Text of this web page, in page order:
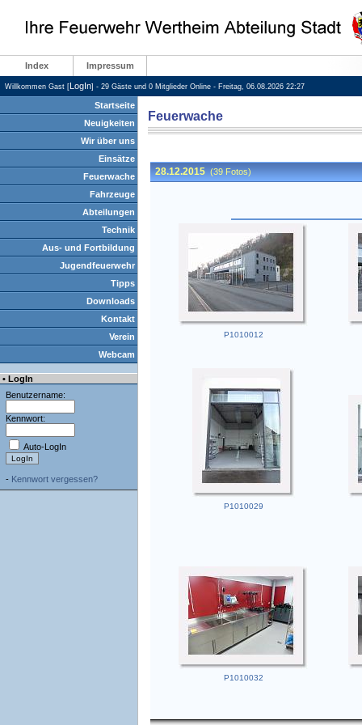
Index Impressum
Willkommen Gast [LogIn] - 29 Gäste und 0 Mitglieder Online - Freitag, 06.08.2026 22:27
Startseite
Neuigkeiten
Wir über uns
Einsätze
Feuerwache
Fahrzeuge
Abteilungen
Technik
Aus- und Fortbildung
Jugendfeuerwehr
Tipps
Downloads
Kontakt
Verein
Webcam
• LogIn
Benutzername:
Kennwort:
Auto-LogIn
- Kennwort vergessen?
Feuerwache